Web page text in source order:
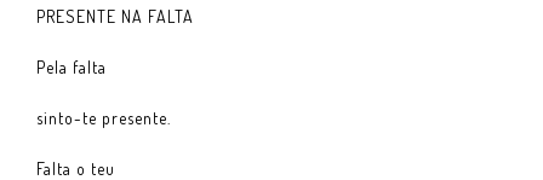
PRESENTE NA FALTA
Pela falta
sinto-te presente.
Falta o teu